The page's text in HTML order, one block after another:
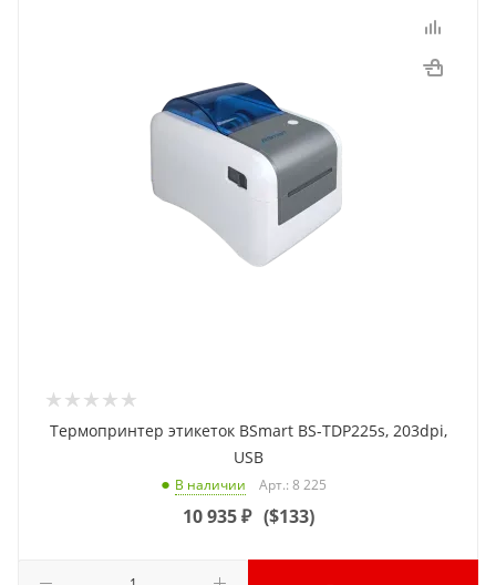
Термопринтер этикеток BSmart BS-TDP225s, 203dpi,
USB
В наличии Арт.: 8 225
10 935₽ ($133)